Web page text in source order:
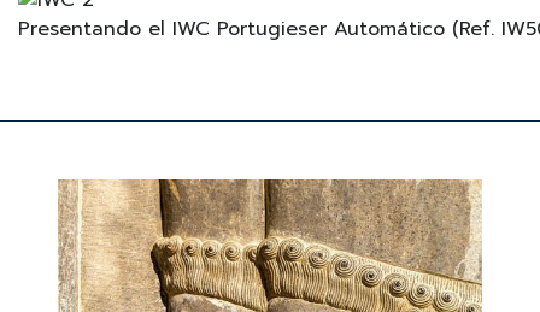
Presentando el IWC Portugieser Automático (Ref.